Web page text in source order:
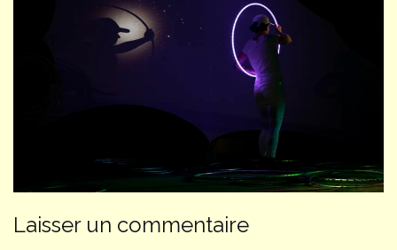
Laisser un commentaire